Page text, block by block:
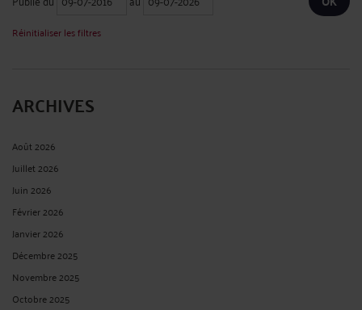
Réinitialiser les filtres
ARCHIVES
Août 2026
Juillet 2026
Juin 2026
Février 2026
Janvier 2026
Décembre 2025
Novembre 2025
Octobre 2025